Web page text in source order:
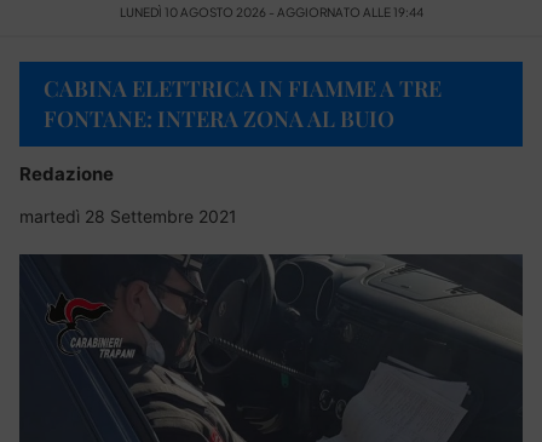
LUNEDÌ 10 AGOSTO 2026 - AGGIORNATO ALLE 19:44
CABINA ELETTRICA IN FIAMME A TRE
FONTANE: INTERA ZONA AL BUIO
Redazione
martedì 28 Settembre 2021